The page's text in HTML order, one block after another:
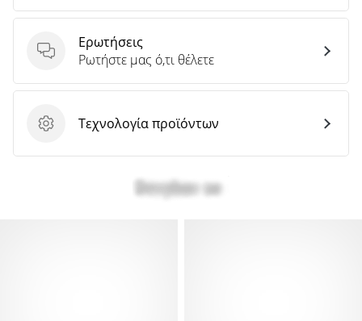
Ερωτήσεις
Ερωτήσεις
Ρωτήστε μας ό,τι θέλετε
Τεχνολογία προϊόντων
Τεχνολογία προϊόντων